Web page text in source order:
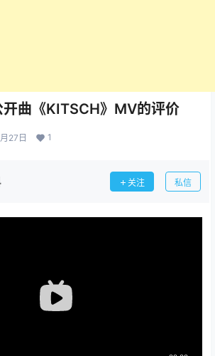
开曲《KITSCH》MV的评价
27日 1
关注 私信